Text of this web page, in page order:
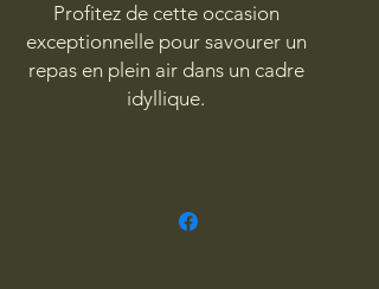
Profitez de cette occasion
exceptionnelle pour savourer un
repas en plein air dans un cadre
idyllique.